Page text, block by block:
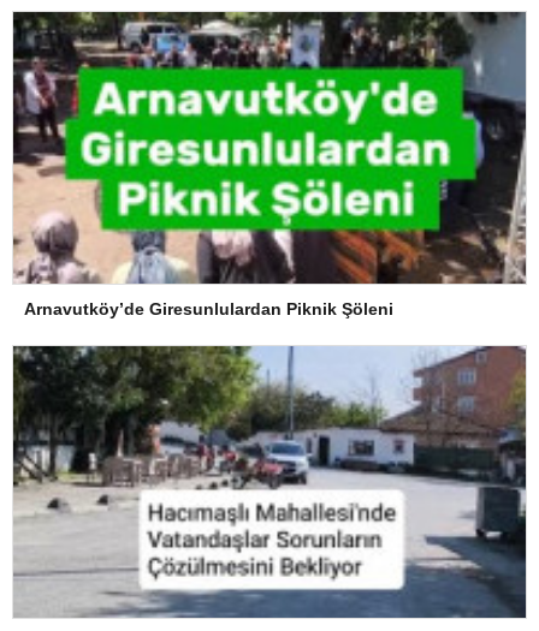
Arnavutköy’de Giresunlulardan Piknik Şöleni